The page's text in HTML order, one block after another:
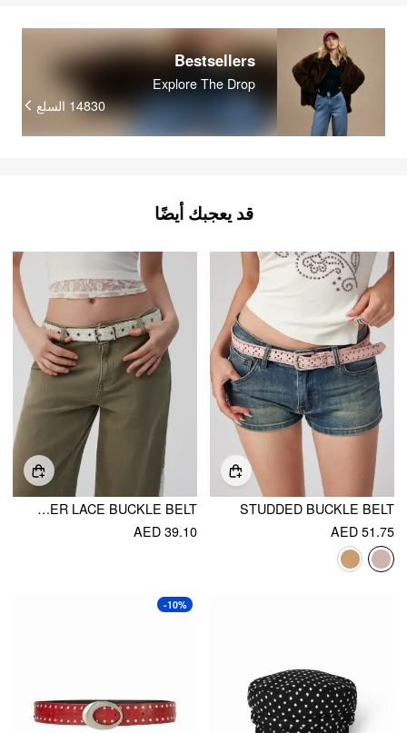
Bestsellers
Explore The Drop
14830 السلع
قد يعجبك أيضًا
STUDDED BUCKLE BELT
AED 51.75
FLOWER LACE BUCKLE BELT
AED 39.10
-10%